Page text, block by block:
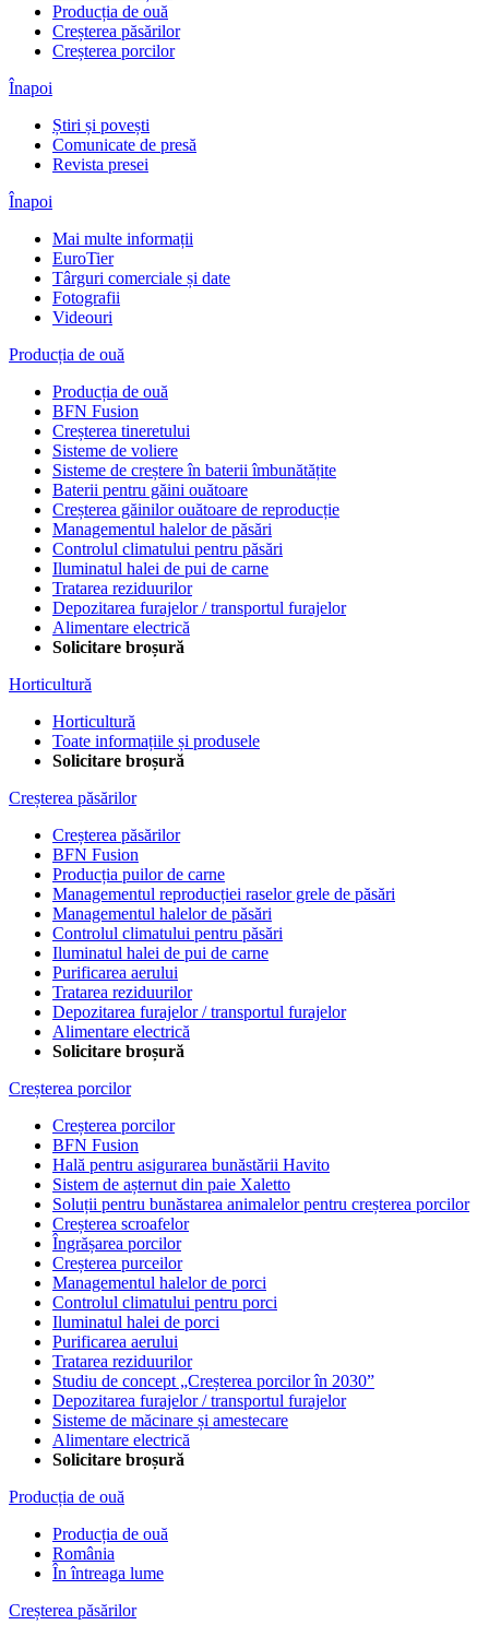
Producția de ouă
Creșterea păsărilor
Creșterea porcilor
Înapoi
Știri și povești
Comunicate de presă
Revista presei
Înapoi
Mai multe informații
EuroTier
Târguri comerciale și date
Fotografii
Videouri
Producția de ouă
Producția de ouă
BFN Fusion
Creșterea tineretului
Sisteme de voliere
Sisteme de creștere în baterii îmbunătățite
Baterii pentru găini ouătoare
Creșterea găinilor ouătoare de reproducție
Managementul halelor de păsări
Controlul climatului pentru păsări
Iluminatul halei de pui de carne
Tratarea reziduurilor
Depozitarea furajelor / transportul furajelor
Alimentare electrică
Solicitare broșură
Horticultură
Horticultură
Toate informațiile și produsele
Solicitare broșură
Creșterea păsărilor
Creșterea păsărilor
BFN Fusion
Producția puilor de carne
Managementul reproducției raselor grele de păsări
Managementul halelor de păsări
Controlul climatului pentru păsări
Iluminatul halei de pui de carne
Purificarea aerului
Tratarea reziduurilor
Depozitarea furajelor / transportul furajelor
Alimentare electrică
Solicitare broșură
Creșterea porcilor
Creșterea porcilor
BFN Fusion
Hală pentru asigurarea bunăstării Havito
Sistem de așternut din paie Xaletto
Soluții pentru bunăstarea animalelor pentru creșterea porcilor
Creșterea scroafelor
Îngrășarea porcilor
Creșterea purceilor
Managementul halelor de porci
Controlul climatului pentru porci
Iluminatul halei de porci
Purificarea aerului
Tratarea reziduurilor
Studiu de concept „Creșterea porcilor în 2030”
Depozitarea furajelor / transportul furajelor
Sisteme de măcinare și amestecare
Alimentare electrică
Solicitare broșură
Producția de ouă
Producția de ouă
România
În întreaga lume
Creșterea păsărilor